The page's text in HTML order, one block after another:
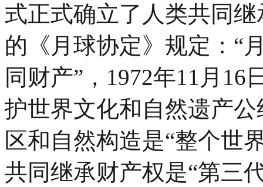
式正式确立了人类共同
的《月球协定》规定：“
同财产”，1972年11月
护世界文化和自然遗产
区和自然构造是“整个世
共同继承财产权是“第三